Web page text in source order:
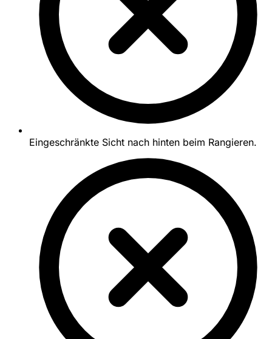
Eingeschränkte Sicht nach hinten beim Rangieren.